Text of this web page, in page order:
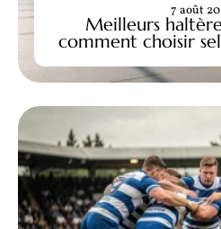
Meilleurs
comment choisir
7 août